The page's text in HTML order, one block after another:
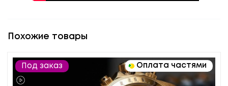
Похожие товары
Под заказ Оплата частями